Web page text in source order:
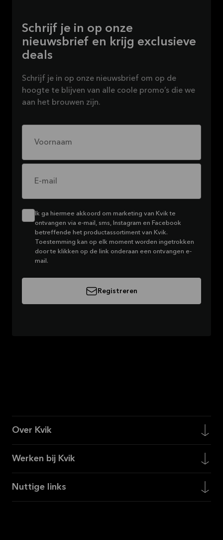
Schrijf je in op onze
nieuwsbrief en krijg exclusieve
deals
Schrijf je in op onze nieuwsbrief om op de
hoogte te blijven van alle coole promo’s die we
aan het brouwen zijn.
Voornaam
E-mail
Ik ga hiermee akkoord om marketing van Kvik te
ontvangen via e-mail, sms, Instagram en Facebook
betreffende het productassortiment van Kvik.
Toestemming kan op elk moment worden ingetrokken
door te klikken op de link onderaan een ontvangen e-
mail.
Registreren
Over Kvik
Werken bij Kvik
Nuttige links